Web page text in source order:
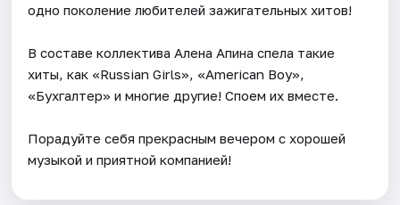
одно поколение любителей зажигательных хитов!
В составе коллектива Алена Апина спела такие
хиты, как «Russian Girls», «American Boy»,
«Бухгалтер» и многие другие! Споем их вместе.
Порадуйте себя прекрасным вечером с хорошей
музыкой и приятной компанией!